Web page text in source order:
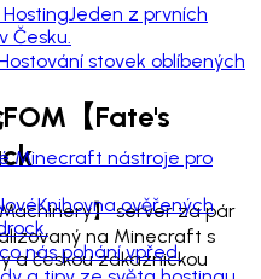
Jeden z prvních
Česku.
stovek oblíbených
Minecraft nástroje pro
Knihovna ověřených
nás pohání vpřed.
【Fate's
】 server za pár
na Minecraft s
a českou zákaznickou